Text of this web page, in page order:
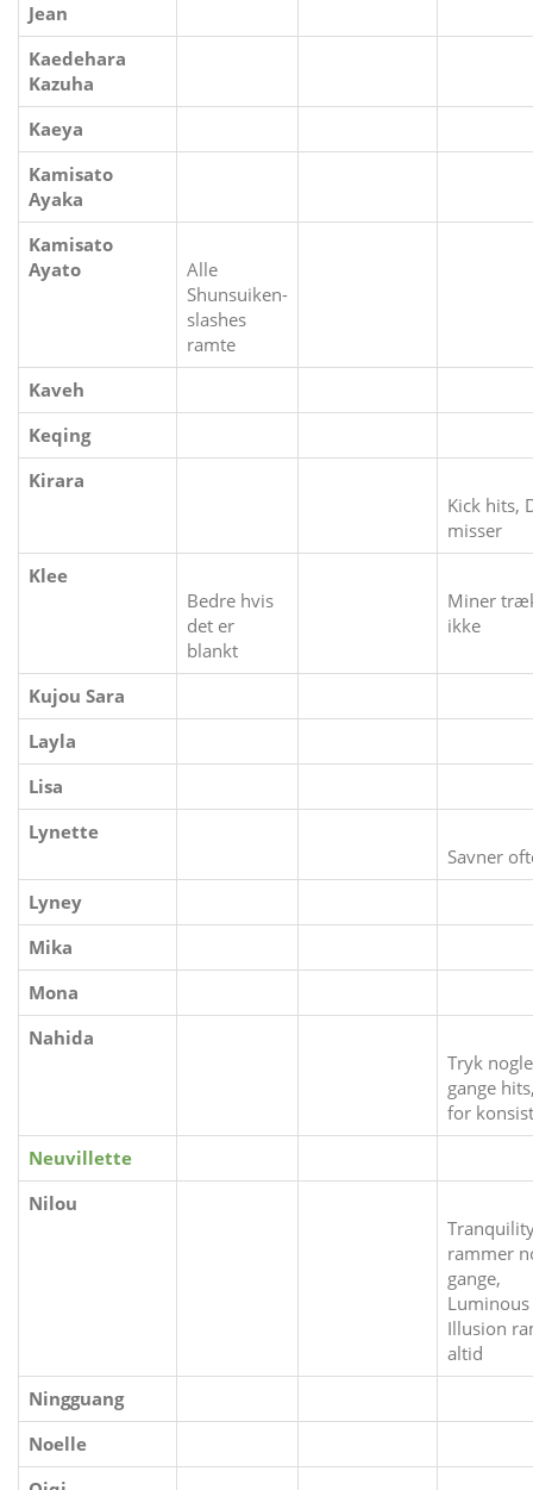
Jean
Kaedehara
Kazuha
Kaeya
Kamisato
Ayaka
Kamisato
Ayato
Alle
Shunsuiken-
slashes
ramte
Kaveh
Keqing
Kirara
Kick hits,
misser
Klee
Bedre hvis
det er
blankt
Miner
ikke
Kujou Sara
Layla
Lisa
Lynette
Savner
Lyney
Mika
Mona
Nahida
Tryk nogle
gange
for
Neuvillette
Nilou
rammer
gange,
Luminous
Illusion
altid
Ningguang
Noelle